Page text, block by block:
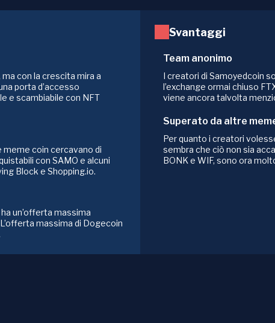
con la crescita mira a
porta d’accesso
e scambiabile con NFT
coin cercavano di
con SAMO e alcuni
Block e Shopping.io.
un’offerta massima
massima di Dogecoin
Svantaggi
Team anonimo
I creatori di Samoyedcoin
l’exchange ormai chiuso
viene ancora talvolta
Superato da altre
Per quanto i creatori
sembra che ciò non sia
BONK e WIF, sono ora